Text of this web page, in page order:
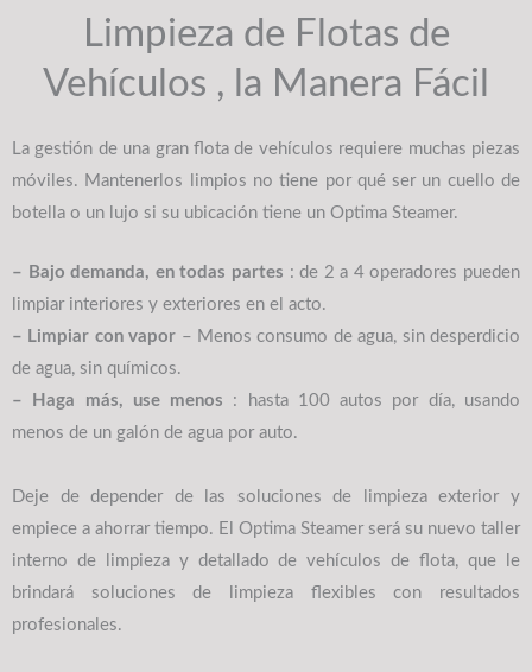
Limpieza de Flotas de
Vehículos , la Manera Fácil
La gestión de una gran flota de vehículos requiere muchas piezas
móviles. Mantenerlos limpios no tiene por qué ser un cuello de
botella o un lujo si su ubicación tiene un Optima Steamer.
– Bajo demanda, en todas partes : de 2 a 4 operadores pueden
limpiar interiores y exteriores en el acto.
– Limpiar con vapor – Menos consumo de agua, sin desperdicio
de agua, sin químicos.
– Haga más, use menos : hasta 100 autos por día, usando
menos de un galón de agua por auto.
Deje de depender de las soluciones de limpieza exterior y
empiece a ahorrar tiempo. El Optima Steamer será su nuevo taller
interno de limpieza y detallado de vehículos de flota, que le
brindará soluciones de limpieza flexibles con resultados
profesionales.